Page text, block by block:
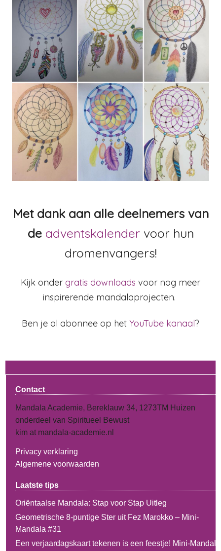
Met dank aan alle deelnemers van
de adventskalendervoor hun
dromenvangers!
Kijk onder gratis downloads voor nog meer
inspirerende mandalaprojecten.
Ben je al abonnee op het YouTube kanaal?
Contact
Mandala Academie, Bereklauw 34, 1273TM Huizen
onderdeel van Spiritueel Bewust
kim at mandala-academie.nl
Privacy verklaring
Algemene voorwaarden
Laatste tips
Oriëntaalse Mandala: Stap voor Stap Uitleg
Geometrische 8-puntige Ster uit Fez Marokko – Mini-
Mandala #31
Een verjaardagskaart tekenen is een feestje! Mini-Mandala